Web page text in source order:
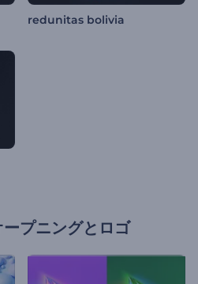
redunitas bolivia
ープニングとロゴ